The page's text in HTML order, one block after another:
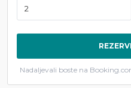
Nadaljevali boste na